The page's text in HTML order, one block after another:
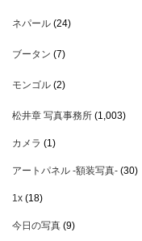
ネパール (24)
ブータン (7)
モンゴル (2)
松井章 写真事務所 (1,003)
カメラ (1)
アートパネル -額装写真- (30)
1x (18)
今日の写真 (9)